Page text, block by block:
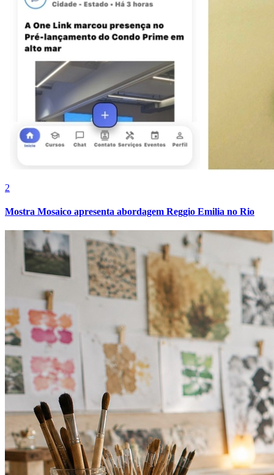
Botafogo
Grêmio
2
Mostra Mosaico apresenta abordagem Reggio Emilia no Rio